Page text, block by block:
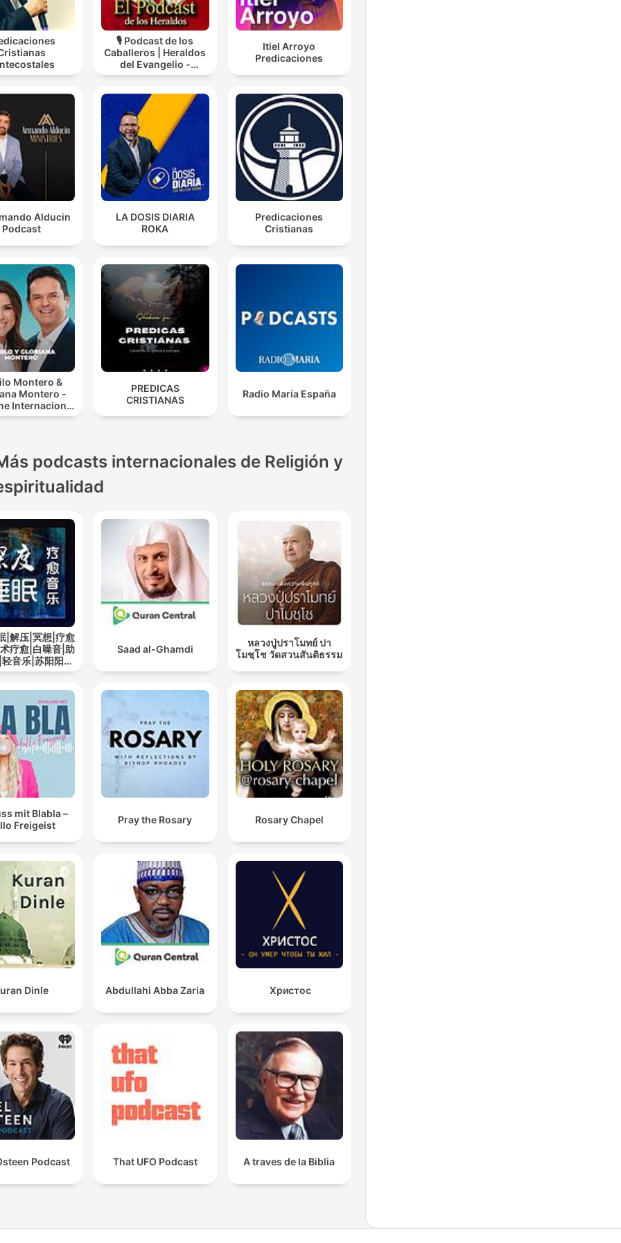
🎙️ Podcast de los
Caballeros | Heraldos
del Evangelio -
Caballeros de la
Itiel Arroyo
Predicaciones
Alducin
Podcast
LA DOSIS DIARIA
ROKA
Predicaciones
Cristianas
Montero &
Montero -
Internacional
PREDICAS
CRISTIANAS
Radio María España
podcasts internacionales de Religión y
|解压|冥想|疗愈
疗愈|白噪音|助
音乐|苏阳阳频
道
Saad al-Ghamdi
หลวงปู่ปราโมทย์ ปา
โมชฺโช วัดสวนสันติธรรม
mit Blabla –
Freigeist
Pray the Rosary Rosary Chapel
Dinle Abdullahi Abba Zaria Христос
Podcast That UFO Podcast A traves de la Biblia